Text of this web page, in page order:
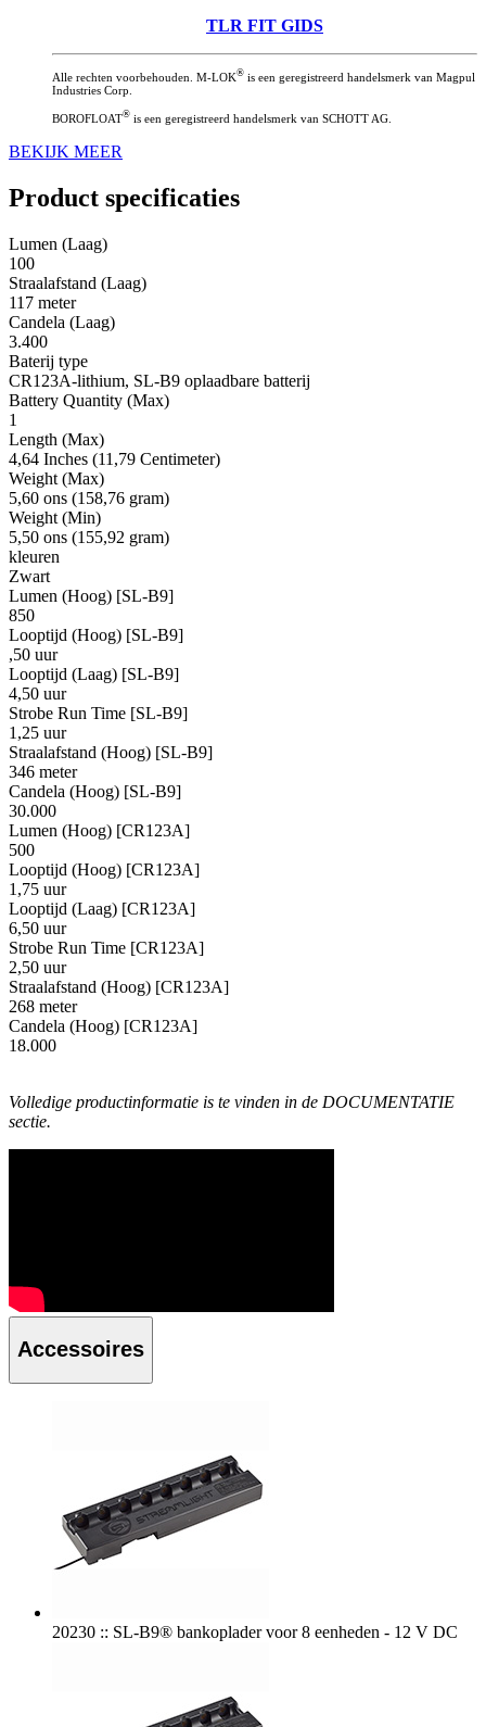
TLR FIT GIDS
Alle rechten voorbehouden. M-LOK® is een geregistreerd handelsmerk van Magpul
Industries Corp.
BOROFLOAT® is een geregistreerd handelsmerk van SCHOTT AG.
BEKIJK MEER
Product specificaties
Lumen (Laag)
100
Straalafstand (Laag)
117 meter
Candela (Laag)
3.400
Baterij type
CR123A-lithium, SL-B9 oplaadbare batterij
Battery Quantity (Max)
1
Length (Max)
4,64 Inches (11,79 Centimeter)
Weight (Max)
5,60 ons (158,76 gram)
Weight (Min)
5,50 ons (155,92 gram)
kleuren
Zwart
Lumen (Hoog) [SL-B9]
850
Looptijd (Hoog) [SL-B9]
,50 uur
Looptijd (Laag) [SL-B9]
4,50 uur
Strobe Run Time [SL-B9]
1,25 uur
Straalafstand (Hoog) [SL-B9]
346 meter
Candela (Hoog) [SL-B9]
30.000
Lumen (Hoog) [CR123A]
500
Looptijd (Hoog) [CR123A]
1,75 uur
Looptijd (Laag) [CR123A]
6,50 uur
Strobe Run Time [CR123A]
2,50 uur
Straalafstand (Hoog) [CR123A]
268 meter
Candela (Hoog) [CR123A]
18.000
Volledige productinformatie is te vinden in de DOCUMENTATIE
sectie.
Accessoires
20230 :: SL-B9® bankoplader voor 8 eenheden - 12 V DC